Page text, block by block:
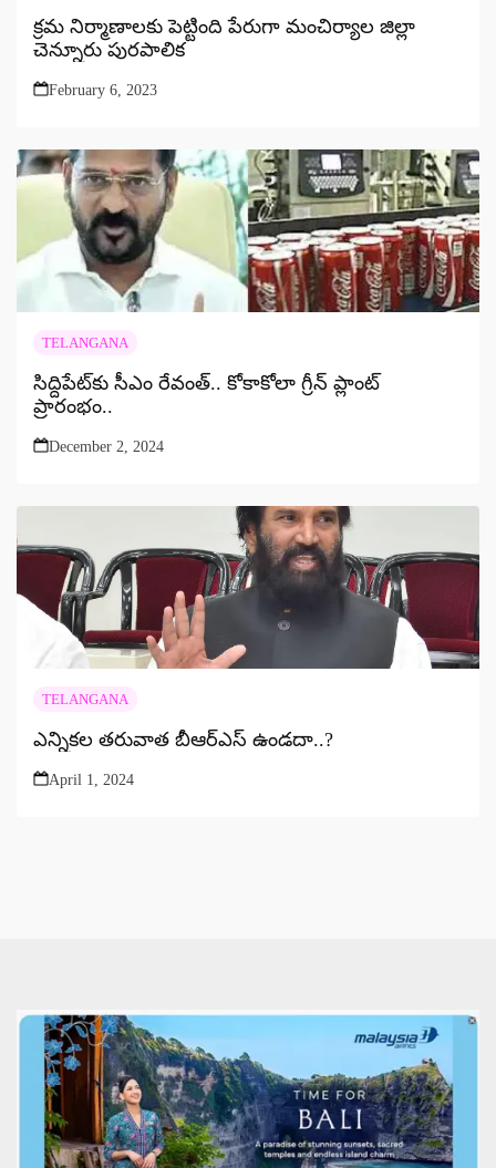
క్రమ నిర్మాణాలకు పెట్టింది పేరుగా మంచిర్యాల జిల్లా
చెన్నూరు పురపాలిక
February 6, 2023
TELANGANA
సిద్దిపేట్‌కు సీఎం రేవంత్.. కోకాకోలా గ్రీన్ ప్లాంట్
ప్రారంభం..
December 2, 2024
TELANGANA
ఎన్నికల తరువాత బీఆర్ఎస్ ఉండదా..?
April 1, 2024